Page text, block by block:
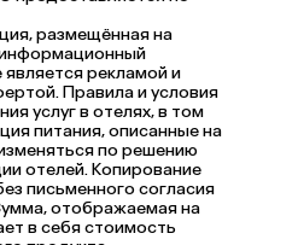
размещённая на
является рекламой и
Правила и условия
услуг в отелях, в том
питания, описанные на
по решению
отелей. Копирование
письменного согласия
отображаемая на
в себя стоимость